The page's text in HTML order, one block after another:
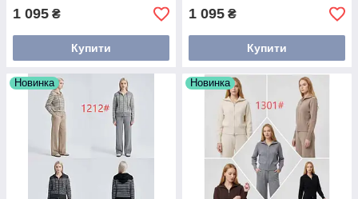
1 095 ₴
Купити
1 095 ₴
Купити
Новинка Новинка